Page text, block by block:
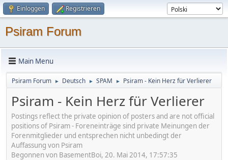
Einloggen Registrieren
Psiram Forum
Main Menu
Psiram Forum ► Deutsch ► SPAM ► Psiram - Kein Herz für Verlierer
Psiram - Kein Herz für Verlierer
Postings reflect the private opinion of posters and are not official
positions of Psiram - Foreneinträge sind private Meinungen der
Forenmitglieder und entsprechen nicht unbedingt der
Auffassung von Psiram
Begonnen von BasementBoi, 20. Mai 2014, 17:57:35